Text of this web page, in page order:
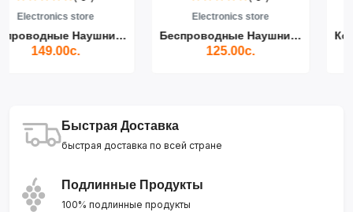
Electronics store
Беспроводные Наушники Air...
Electronics store
Кольцевой Светодиодный Св...
Быстрая Доставка
быстрая доставка по всей стране
Подлинные Продукты
100% подлинные продукты